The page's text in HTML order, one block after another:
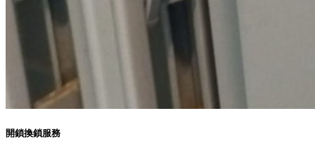
開鎖換鎖服務